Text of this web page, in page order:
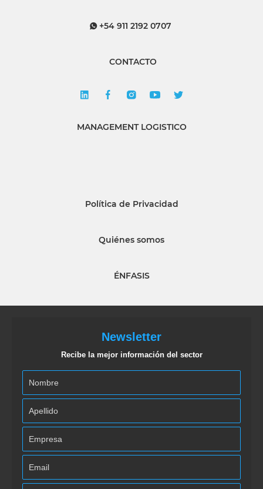
+54 911 2192 0707
CONTACTO
MANAGEMENT LOGISTICO
Política de Privacidad
Quiénes somos
ÉNFASIS
Newsletter
Recibe la mejor información del sector